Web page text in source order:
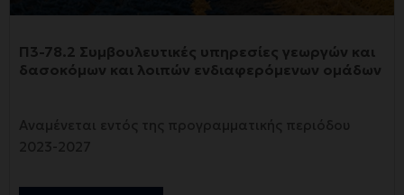
Π3-78.2 Συμβουλευτικές υπηρεσίες γεωργών και
δασοκόμων και λοιπών ενδιαφερόμενων ομάδων